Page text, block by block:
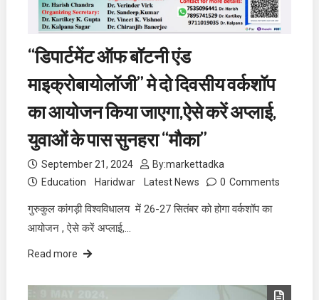
“डिपार्टमेंट ऑफ बॉटनी एंड
माइक्रोबायोलॉजी” मे दो दिवसीय वर्कशॉप
का आयोजन किया जाएगा,ऐसे करें अप्लाई,
युवाओं के पास सुनहरा “मौका”
September 21, 2024 By:markettadka
Education
Haridwar Latest News 0 Comments
गुरुकुल कांगड़ी विश्वविधालय में 26-27 सितंबर को होगा वर्कशॉप का
आयोजन , ऐसे करें अप्लाई,…
Read more